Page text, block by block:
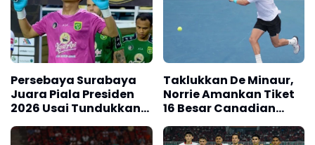
Persebaya Surabaya
Juara Piala Presiden
2026 Usai Tundukkan
Persib Bandung Lewat
Adu Penalti
Taklukkan De Minaur,
Norrie Amankan Tiket
16 Besar Canadian
Open